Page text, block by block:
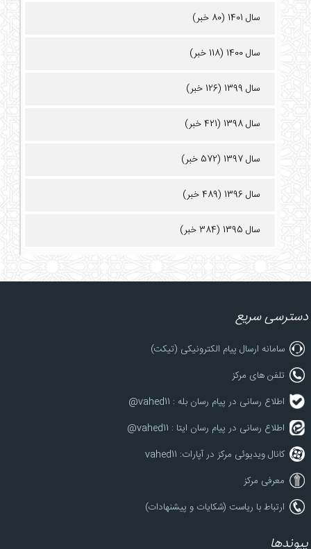
سال 1401 (80 خبر)
سال 1400 (118 خبر)
سال 1399 (126 خبر)
سال 1398 (421 خبر)
سال 1397 (572 خبر)
سال 1396 (489 خبر)
سال 1395 (384 خبر)
دسترسی سریع
سامانه ارسال پیام الکترونیکی (تیکت)
تلفن های مرکز
اطلاع رسانی در پیام رسان بله : vahed11@
اطلاع رسانی در پیام رسان ایتا : vahed11@
کانال ویدیوئی مرکز در آپارات: vahed11
معرفی مرکز
ارتباط با ریاست (شکایات و پیشنهادات)
پیوندها